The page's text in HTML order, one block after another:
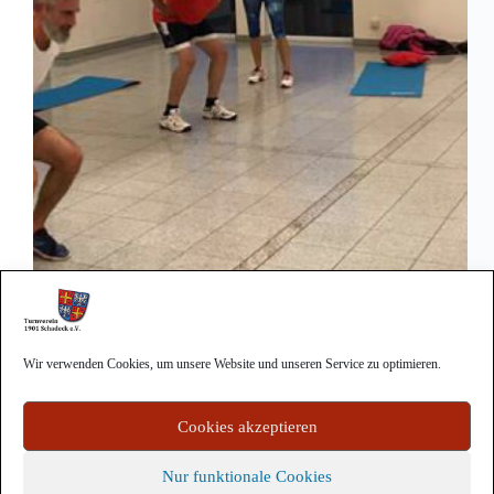
Wir verwenden Cookies, um unsere Website und unseren Service zu optimieren.
Cookies akzeptieren
Nur funktionale Cookies
Ab Dienstag, den 26.10.2021 um 19:30 Uhr im
Haus der Vereine. Der Kurs beinhaltet 15
Bernd Hintschitz
20. September 2021